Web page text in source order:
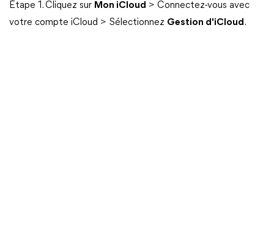
Étape 1. Cliquez sur Mon iCloud > Connectez-vous avec
votre compte iCloud > Sélectionnez Gestion d'iCloud.